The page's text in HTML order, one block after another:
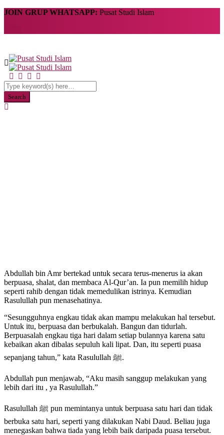
JOIN GRUP WHATSAPP: Pusat Studi Islam
Abu Umar
Abdullah bin Amr bertekad untuk secara terus-menerus ia akan
berpuasa, shalat, dan membaca Al-Qur’an. Ia pun memilih hidup
seperti rahib dengan tidak memedulikan istrinya. Kemudian
Rasulullah pun menasehatinya.
“Sesungguhnya engkau tidak akan mampu melakukan hal tersebut.
Untuk itu, berpuasa dan berbukalah. Bangun dan tidurlah.
Berpuasalah engkau tiga hari dalam setiap bulannya karena satu
kebaikan akan dibalas sepuluh kali lipat. Dan, itu seperti puasa
sepanjang tahun,” kata Rasulullah ﷺ.
Abdullah pun menjawab, “Aku masih sanggup melakukan yang
lebih dari itu , ya Rasulullah.”
Rasulullah ﷺ pun memintanya untuk berpuasa satu hari dan tidak
berbuka satu hari, seperti yang dilakukan Nabi Daud. Beliau juga
menegaskan bahwa tiada yang lebih baik daripada puasa tersebut.